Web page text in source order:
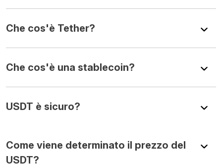
Che cos'è Tether?
Che cos'è una stablecoin?
USDT è sicuro?
Come viene determinato il prezzo del
USDT?